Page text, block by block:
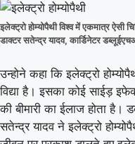
इलेक्ट्रो होम्योपैथी विश्व में एकमात्र ऐसी
डाक्टर सतेन्द्र यादव, कार्डिनेटर
उन्होने कहा कि इलेक्ट्रो
विद्या है। इसका कोई साईड़
की बीमारी का ईलाज होता है।
सतेन्द्र यादव ने इलेक्ट्रो